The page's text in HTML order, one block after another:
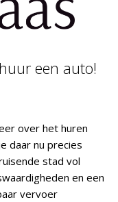
een auto!
over het huren
daar nu precies
stad vol
en een
vervoer